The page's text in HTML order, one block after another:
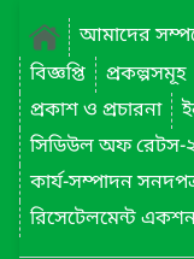
আমাদের
বিজ্ঞপ্তি
প্রকল্পসমূহ
প্রকাশ ও প্রচারনা
সিডিউল অফ
কার্য-সম্পাদন
রিসেটেলমেন্ট একশন